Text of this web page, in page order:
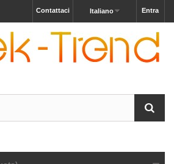
Entra
Italiano
Contattaci